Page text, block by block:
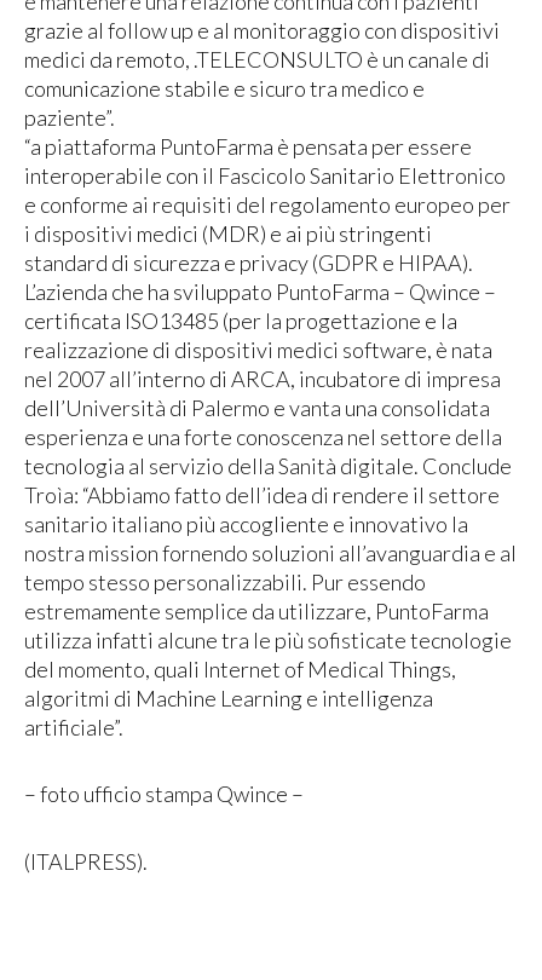
grazie al follow up e al monitoraggio con dispositivi
medici da remoto, .TELECONSULTO è un canale di
comunicazione stabile e sicuro tra medico e
paziente”.
“a piattaforma PuntoFarma è pensata per essere
interoperabile con il Fascicolo Sanitario Elettronico
e conforme ai requisiti del regolamento europeo per
i dispositivi medici (MDR) e ai più stringenti
standard di sicurezza e privacy (GDPR e HIPAA).
L’azienda che ha sviluppato PuntoFarma – Qwince –
certificata ISO13485 (per la progettazione e la
realizzazione di dispositivi medici software, è nata
nel 2007 all’interno di ARCA, incubatore di impresa
dell’Università di Palermo e vanta una consolidata
esperienza e una forte conoscenza nel settore della
tecnologia al servizio della Sanità digitale. Conclude
Troìa: “Abbiamo fatto dell’idea di rendere il settore
sanitario italiano più accogliente e innovativo la
nostra mission fornendo soluzioni all’avanguardia e al
tempo stesso personalizzabili. Pur essendo
estremamente semplice da utilizzare, PuntoFarma
utilizza infatti alcune tra le più sofisticate tecnologie
del momento, quali Internet of Medical Things,
algoritmi di Machine Learning e intelligenza
artificiale”.
– foto ufficio stampa Qwince –
(ITALPRESS).